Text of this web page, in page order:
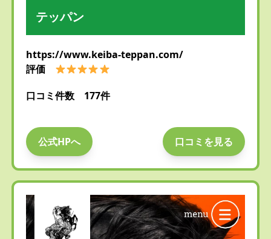
テッパン
https://www.keiba-teppan.com/
評価
口コミ件数 177件
公式HPへ 口コミを見る